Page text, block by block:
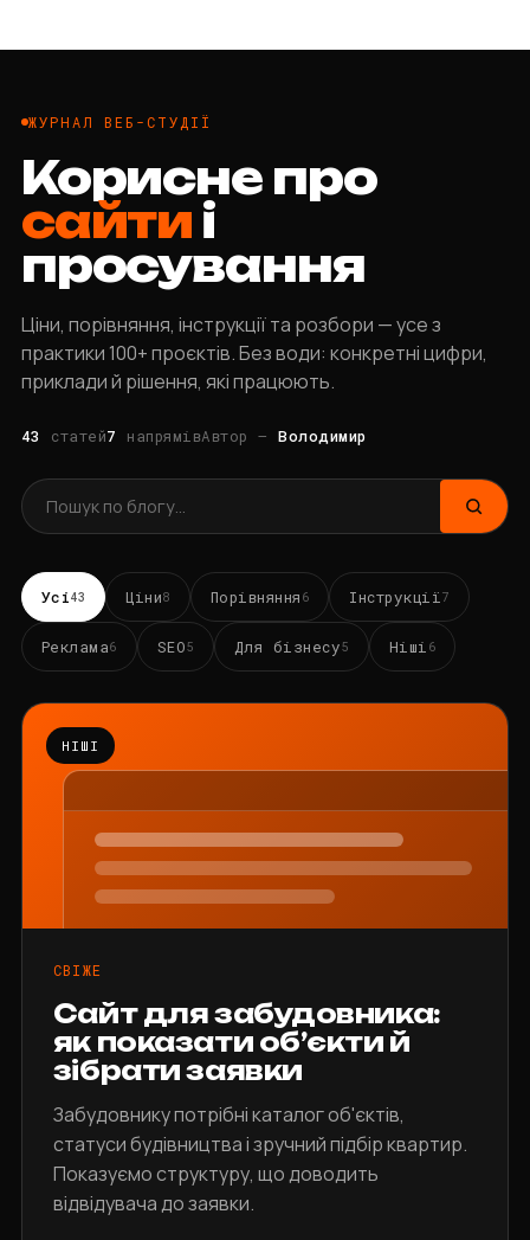
ЖУРНАЛ ВЕБ-СТУДІЇ
Корисне про
сайти і
просування
Ціни, порівняння, інструкції та розбори — усе з
практики 100+ проєктів. Без води: конкретні цифри,
приклади й рішення, які працюють.
43 статей7 напрямівАвтор —Володимир
Усі43 Ціни8 Порівняння 6 Інструкції 7
Реклама6 SEO5 Для бізнесу5 Ніші 6
НІШІ
СВІЖЕ
Сайт для забудовника:
як показати об’єкти й
зібрати заявки
Забудовнику потрібні каталог об'єктів,
статуси будівництва і зручний підбір квартир.
Показуємо структуру, що доводить
відвідувача до заявки.